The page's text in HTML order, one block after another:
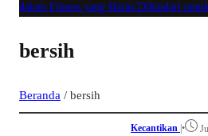
dalam Fitness yang Harus Dihindari
bersih
Beranda / bersih
Kecantikan •